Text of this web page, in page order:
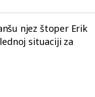
njez štoper Erik
situaciji za